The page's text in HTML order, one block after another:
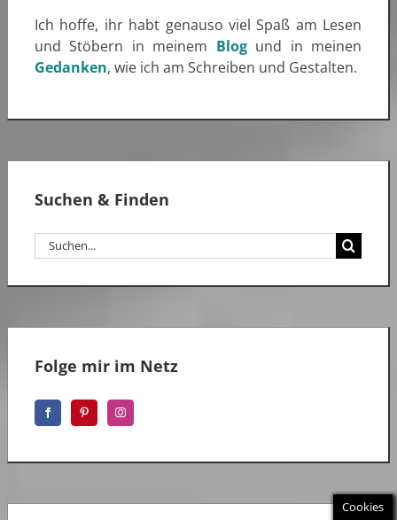
Ich hoffe, ihr habt genauso viel Spaß am Lesen
und Stöbern in meinem Blog und in meinen
Gedanken, wie ich am Schreiben und Gestalten.
Suchen & Finden
Suche
nach:
Folge mir im Netz
Cookies